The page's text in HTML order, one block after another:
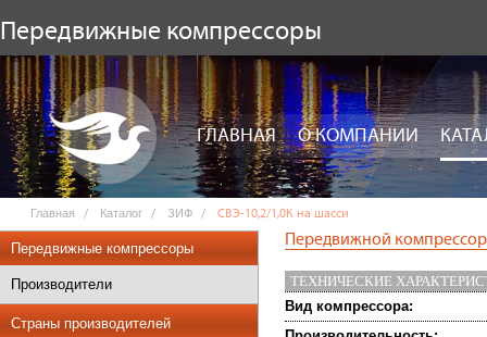
Передвижные компрессоры
ГЛАВНАЯ О КОМПАНИИ
Главная Каталог ЗИФ СВЭ-10,2/1,0К на шасси
Передвижные компрессоры
Производители
Страны производителей
Передвижной
ТЕХНИЧЕСКИЕ
Вид компрессора: